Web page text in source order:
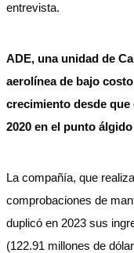
entrevista.
ADE, una unidad de
aerolínea de bajo
crecimiento desde
2020 en el punto
La compañía, que
comprobaciones de
duplicó en 2023 sus
(122.91 millones de